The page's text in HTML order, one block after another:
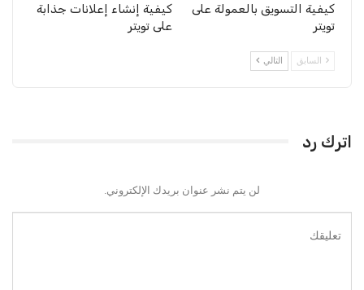
كيفية التسويق بالعمولة على
تويتر
كيفية إنشاء إعلانات جذابة
على تويتر
السابق التالي
اترك رد
لن يتم نشر عنوان بريدك الإلكتروني.